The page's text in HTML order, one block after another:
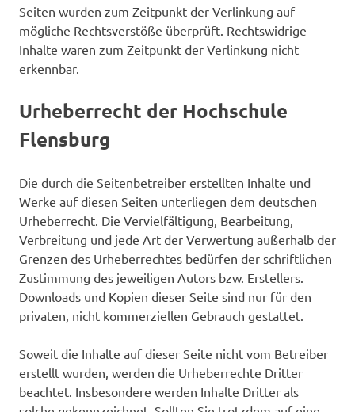
Seiten wurden zum Zeitpunkt der Verlinkung auf
mögliche Rechtsverstöße überprüft. Rechtswidrige
Inhalte waren zum Zeitpunkt der Verlinkung nicht
erkennbar.
Urheberrecht der Hochschule
Flensburg
Die durch die Seitenbetreiber erstellten Inhalte und
Werke auf diesen Seiten unterliegen dem deutschen
Urheberrecht. Die Vervielfältigung, Bearbeitung,
Verbreitung und jede Art der Verwertung außerhalb der
Grenzen des Urheberrechtes bedürfen der schriftlichen
Zustimmung des jeweiligen Autors bzw. Erstellers.
Downloads und Kopien dieser Seite sind nur für den
privaten, nicht kommerziellen Gebrauch gestattet.
Soweit die Inhalte auf dieser Seite nicht vom Betreiber
erstellt wurden, werden die Urheberrechte Dritter
beachtet. Insbesondere werden Inhalte Dritter als